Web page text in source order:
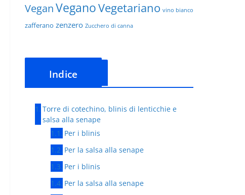
VeganVeganoVegetariano vino bianco
zafferano zenzero Zucchero di canna
Indice
Torre di cotechino, blinis di lenticchie e
salsa alla senape
Per i blinis
Per la salsa alla senape
Per i blinis
Per la salsa alla senape